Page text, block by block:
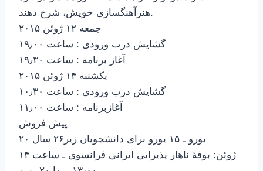
هنرآهنگسازی خویش، شرح دهند.
جمعه ۱۲ ژوئن ۲۰۱۵
گشایش درب ورودی : ساعت ۱۹٫۰۰
آغاز برنامه : ساعت ۱۹٫۳۰
یکشنبه ۱۴ ژوئن ۲۰۱۵
گشایش درب ورودی : ساعت ۱۰٫۳۰
آغازبرنامه : ساعت ۱۱٫۰۰
پیش فروش
۲۰ یورو ـ ۱۵ یورو برای دانشجویان زیر۲۶ سال
۱۴ ژوئن: بوفهٔ ناهار پذیرایی ایرانی فرانسوی ـ ساعت